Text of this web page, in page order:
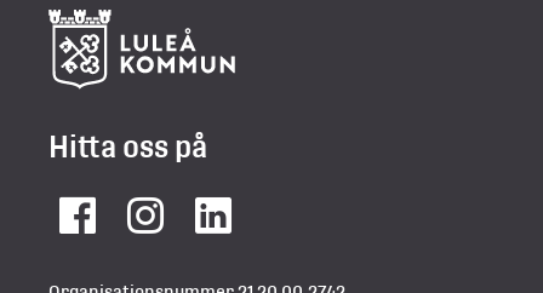
Hitta oss på
FacebookInstagramLinkedIn